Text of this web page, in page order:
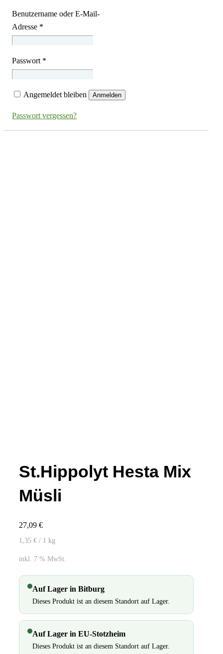
Benutzername oder E-Mail-
Adresse *
Passwort *
Angemeldet bleiben Anmelden
Passwort vergessen?
St.Hippolyt Hesta Mix
Müsli
27,09 €
1,35 € / 1 kg
inkl. 7 % MwSt.
Auf Lager in Bitburg
Dieses Produkt ist an diesem Standort auf Lager.
Auf Lager in EU-Stotzheim
Dieses Produkt ist an diesem Standort auf Lager.